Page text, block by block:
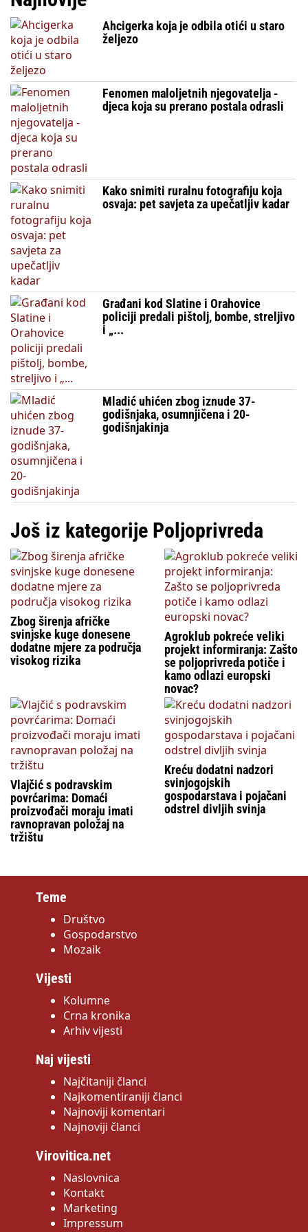
Ahcigerka koja je odbila otići u staro
željezo
Fenomen maloljetnih njegovatelja -
djeca koja su prerano postala odrasli
Kako snimiti ruralnu fotografiju koja
osvaja: pet savjeta za upečatljiv kadar
Građani kod Slatine i Orahovice
policiji predali pištolj, bombe, streljivo
i „...
Mladić uhićen zbog iznude 37-
godišnjaka, osumnjičena i 20-
godišnjakinja
Još iz kategorije Poljoprivreda
Zbog širenja afričke
svinjske kuge donesene
dodatne mjere za područja
visokog rizika
Agroklub pokreće veliki
projekt informiranja: Zašto
se poljoprivreda potiče i
kamo odlazi europski
novac?
Vlajčić s podravskim
povrćarima: Domaći
proizvođači moraju imati
ravnopravan položaj na
tržištu
Kreću dodatni nadzori
svinjogojskih
gospodarstava i pojačani
odstrel divljih svinja
Teme
Društvo
Gospodarstvo
Mozaik
Vijesti
Kolumne
Crna kronika
Arhiv vijesti
Naj vijesti
Najčitaniji članci
Najkomentiraniji članci
Najnoviji komentari
Najnoviji članci
Virovitica.net
Naslovnica
Kontakt
Marketing
Impressum